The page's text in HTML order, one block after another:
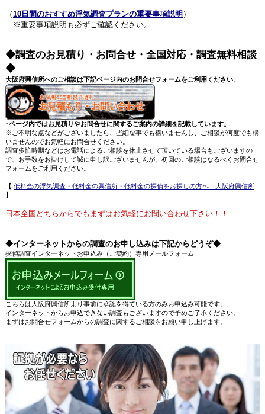
（10日間のおすすめ浮気調査プランの重要事項説明 ）
※重要事項説明も必ずご確認ください。
◆調査のお見積り・お問合せ・全国対応・調査無料相談
◆
大阪府興信所へのご相談は下記ページ内のお問合せフォームをご利用ください。
↑ページ内ではお見積りやお問合せに関するご案内の詳細を記載しています。
※ご不明な点などがございましたら、些細な事でも構いませんし、ご相談が何度でも構
いませんのでお気軽にお問合せください。
調査多忙時期などはお電話によるご相談を休止させて頂いている場合もございますの
で、お手数をお掛けして誠に申し訳ございませんが、初回のご相談はなるべくお問合せ
フォームをご利用ください。
【 低料金の浮気調査・低料金の興信所・低料金の探偵をお探しの方へ｜大阪府興信所
】
日本全国どちらからでもまずはお気軽にお問い合わせ下さい！！
◆インターネットからの調査のお申し込みは下記からどうぞ◆
探偵調査インターネットお申込み（ご契約）専用メールフォーム
こちらは大阪府興信所より事前に承認を得ている方のみお申込み可能です。
インターネットからお申込できない調査もございますので予めご了承ください。
まずはお問合せフォームからの調査に関するご相談をお願い申し上げます。